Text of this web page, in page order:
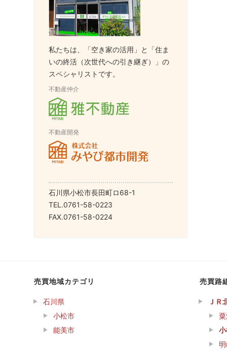
私たちは、「空き家の活用」と「住ま
いの終活（次世代への引き継ぎ）」の
スペシャリストです。
不動産仲介
不動産開発
石川県小松市長田町ロ68-1
TEL.0761-58-0223
FAX.0761-58-0224
売買地域カテゴリ
石川県
小松市
能美市
売買路
ＪＲ